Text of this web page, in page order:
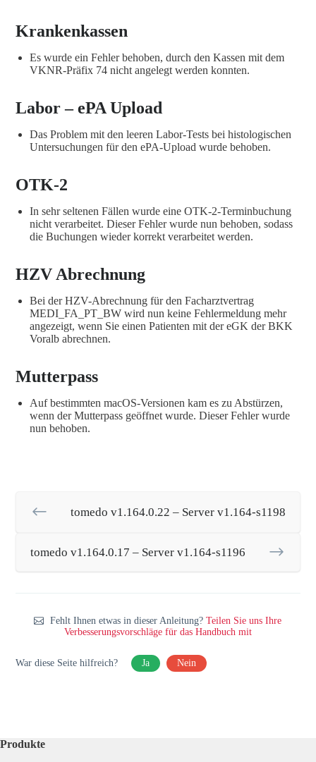
Krankenkassen
Es wurde ein Fehler behoben, durch den Kassen mit dem
VKNR-Präfix 74 nicht angelegt werden konnten.
Labor – ePA Upload
Das Problem mit den leeren Labor-Tests bei histologischen
Untersuchungen für den ePA-Upload wurde behoben.
OTK-2
In sehr seltenen Fällen wurde eine OTK-2-Terminbuchung
nicht verarbeitet. Dieser Fehler wurde nun behoben, sodass
die Buchungen wieder korrekt verarbeitet werden.
HZV Abrechnung
Bei der HZV-Abrechnung für den Facharztvertrag
MEDI_FA_PT_BW wird nun keine Fehlermeldung mehr
angezeigt, wenn Sie einen Patienten mit der eGK der BKK
Voralb abrechnen.
Mutterpass
Auf bestimmten macOS-Versionen kam es zu Abstürzen,
wenn der Mutterpass geöffnet wurde. Dieser Fehler wurde
nun behoben.
tomedo v1.164.0.22 – Server v1.164-s1198
tomedo v1.164.0.17 – Server v1.164-s1196
Fehlt Ihnen etwas in dieser Anleitung?Teilen Sie uns Ihre
Verbesserungsvorschläge für das Handbuch mit
War diese Seite hilfreich? Ja Nein
Produkte